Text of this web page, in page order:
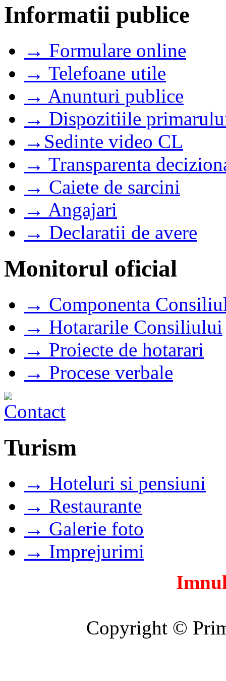
Informatii publice
→ Formulare online
→ Telefoane utile
→ Anunturi publice
→ Dispozitiile
→Sedinte video CL
→ Transparenta
→ Caiete de sarcini
→ Angajari
→ Declaratii de avere
Monitorul oficial
→ Componenta
→ Hotararile Consiliului
→ Proiecte de hotarari
→ Procese verbale
Turism
→ Hoteluri si pensiuni
→ Restaurante
→ Galerie foto
→ Imprejurimi
Copyright ©